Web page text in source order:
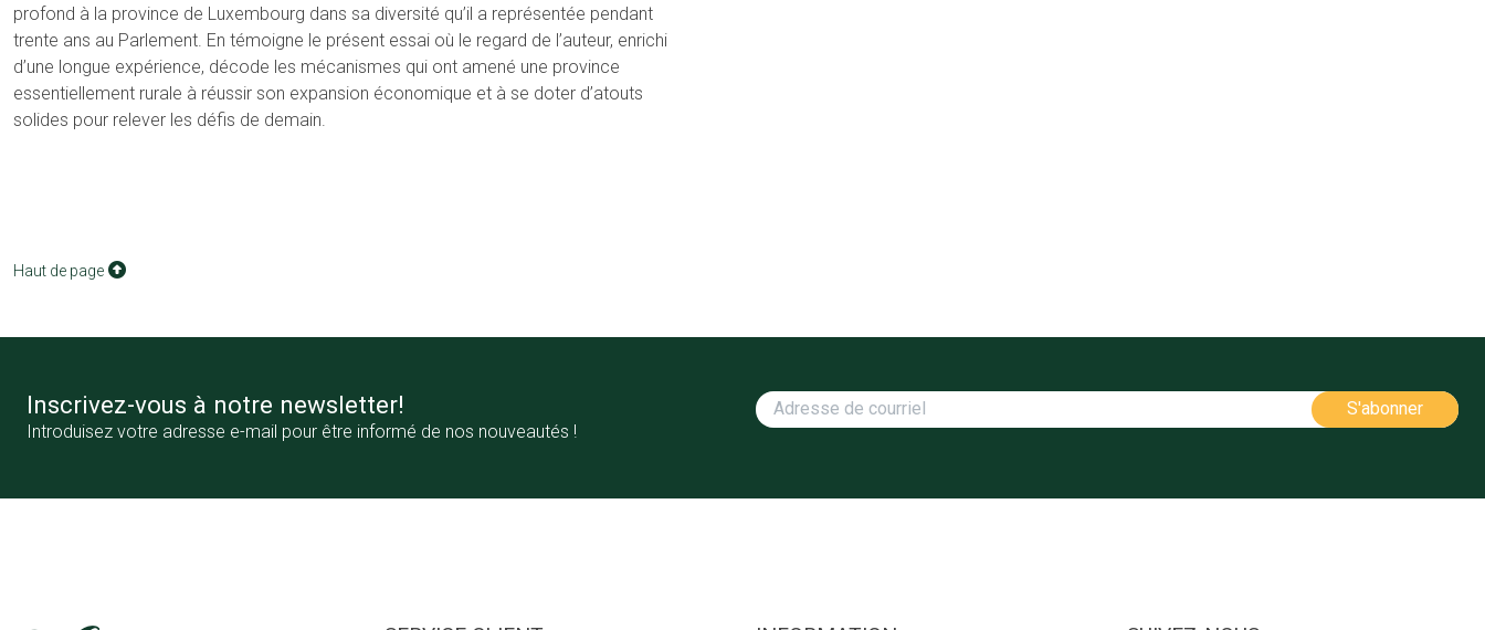
profond à la province de Luxembourg dans sa diversité qu’il a représentée pendant
trente ans au Parlement. En témoigne le présent essai où le regard de l’auteur, enrichi
d’une longue expérience, décode les mécanismes qui ont amené une province
essentiellement rurale à réussir son expansion économique et à se doter d’atouts
solides pour relever les défis de demain.
Haut de page
Inscrivez-vous à notre newsletter!
Introduisez votre adresse e-mail pour être informé de nos nouveautés !